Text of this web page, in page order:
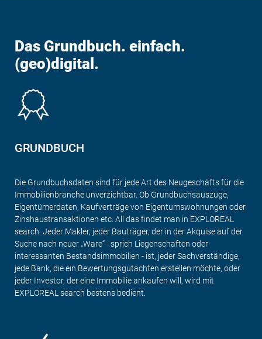
Das Grundbuch. einfach.
(geo)digital.
GRUNDBUCH
Die Grundbuchsdaten sind für jede Art des Neugeschäfts für die
Immobilienbranche unverzichtbar. Ob Grundbuchsauszüge,
Eigentümerdaten, Kaufverträge von Eigentumswohnungen oder
Zinshaustransaktionen etc. All das findet man in EXPLOREAL
search. Jeder Makler, jeder Bauträger, der in der Akquise auf der
Suche nach neuer „Ware“ - sprich Liegenschaften oder
interessanten Bestandsimmobilien - ist, jeder Sachverständige,
jede Bank, die ein Bewertungsgutachten erstellen möchte, oder
jeder Investor, der eine Immobilie ankaufen will, wird mit
EXPLOREAL search bestens bedient.